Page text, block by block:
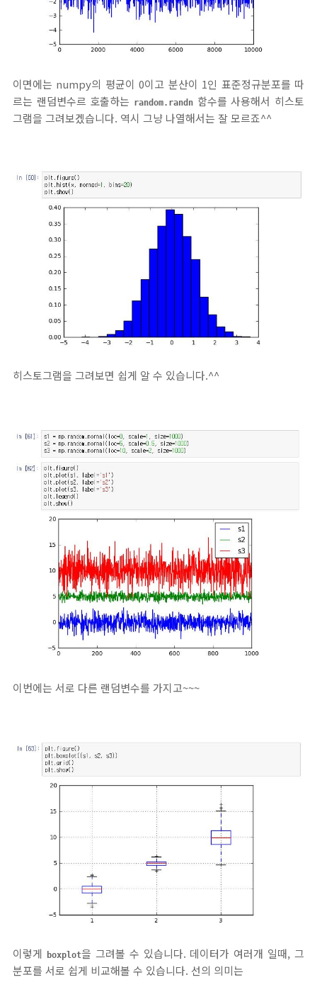
이면에는 numpy의 평균이 0이고 분산이 1인 표준정규분포를 따
르는 랜덤변수르 호출하는 random.randn 함수를 사용해서 히스토
그램을 그려보겠습니다. 역시 그냥 나열해서는 잘 모르죠^^
히스토그램을 그려보면 쉽게 알 수 있습니다.^^
이번에는 서로 다른 랜덤변수를 가지고~~~
이렇게 boxplot을 그려볼 수 있습니다. 데이터가 여러개 일때, 그
분포를 서로 쉽게 비교해볼 수 있습니다. 선의 의미는